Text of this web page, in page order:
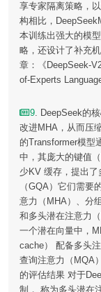
享专家隔离策略，
构相比，
本训练出强大的模
略，还设计了补充
章：《DeepSeek-
of-Experts
9. DeepSeek的
改进MHA，从而压
的Transformer模型
中，其庞大的键值
少KV 缓存，提出
（GQA）它们需
意力（MHA）、分
和多头潜在注意力
一个潜在向量中，
cache） 配备多头
查询注意力（MQA
的评估结果 对于
制， 称为多头潜在